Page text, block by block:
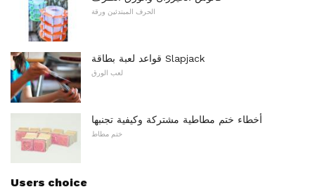
الحرف المبتدئين ورقة
قواعد لعبة بطاقة Slapjack
لعب الورق
أخطاء ختم مطاطية مشتركة وكيفية تجنبها
ختم مطاط
Users choice